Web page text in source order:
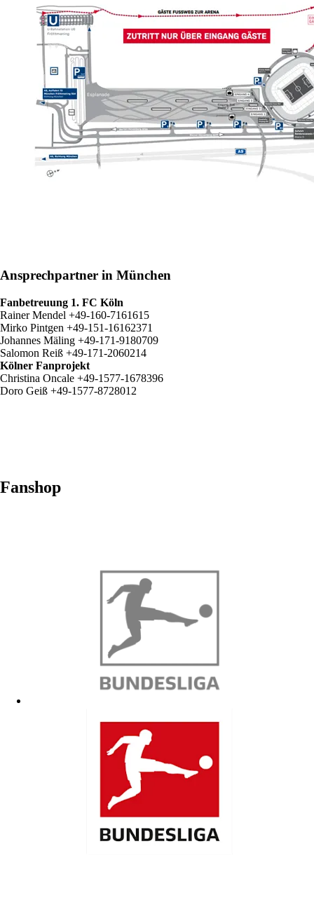
Ansprechpartner in München
Fanbetreuung 1. FC Köln
Rainer Mendel +49-160-7161615
Mirko Pintgen +49-151-16162371
Johannes Mäling +49-171-9180709
Salomon Reiß +49-171-2060214
Kölner Fanprojekt
Christina Oncale +49-1577-1678396
Doro Geiß +49-1577-8728012
Fanshop